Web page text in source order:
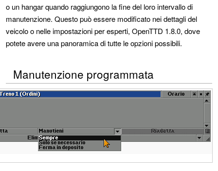
o un hangar quando raggiungono la fine del loro intervallo di
manutenzione. Questo può essere modificato nei dettagli del
veicolo o nelle impostazioni per esperti, OpenTTD 1.8.0, dove
potete avere una panoramica di tutte le opzioni possibili.
Manutenzione programmata